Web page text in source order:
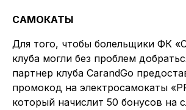
САМОКАТЫ
Для того, чтобы болельщики ФК
клуба могли без проблем
партнер клуба CarandGo
промокод на электросамокаты
который начислит 50 бонусов на